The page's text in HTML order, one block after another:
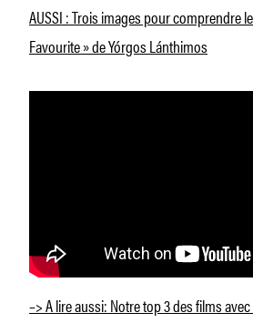
AUSSI : Trois images pour comprendre
Favourite » de Yórgos Lánthimos
–> A lire aussi: Notre top 3 des films